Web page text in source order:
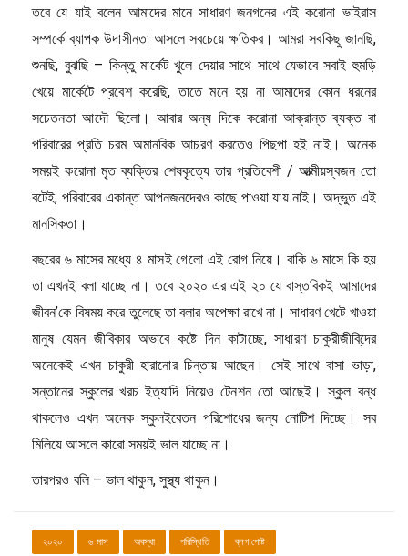
তবে যে যাই বলেন আমাদের মানে সাধারণ জনগনের এই করোনা ভাইরাস
সম্পর্কে ব্যাপক উদাসীনতা আসলে সবচেয়ে ক্ষতিকর। আমরা সবকিছু জানছি,
শুনছি, বুঝছি – কিন্তু মার্কেট খুলে দেয়ার সাথে সাথে যেভাবে সবাই হুমড়ি
খেয়ে মার্কেটে প্রবেশ করেছি, তাতে মনে হয় না আমাদের কোন ধরনের
সচেতনতা আদৌ ছিলো। আবার অন্য দিকে করোনা আক্রান্ত ব্যক্ত বা
পরিবারের প্রতি চরম অমানবিক আচরণ করতেও পিছপা হই নাই। অনেক
সময়ই করোনা মৃত ব্যক্তির শেষকৃত্যে তার প্রতিবেশী / আত্মীয়স্বজন তো
বটেই, পরিবারের একান্ত আপনজনদেরও কাছে পাওয়া যায় নাই। অদ্ভুত এই
মানসিকতা।
বছরের ৬ মাসের মধ্যে ৪ মাসই গেলো এই রোগ নিয়ে। বাকি ৬ মাসে কি হয়
তা এখনই বলা যাচ্ছে না। তবে ২০২০ এর এই ২০ যে বাস্তবিকই আমাদের
জীবন’কে বিষময় করে তুলেছে তা বলার অপেক্ষা রাখে না। সাধারণ খেটে খাওয়া
মানুষ যেমন জীবিকার অভাবে কষ্টে দিন কাটাচ্ছে, সাধারণ চাকুরীজীবি্দের
অনেকেই এখন চাকুরী হারানোর চিন্তায় আছেন। সেই সাথে বাসা ভাড়া,
সন্তানের স্কুলের খরচ ইত্যাদি নিয়েও টেনশন তো আছেই। স্কুল বন্ধ
থাকলেও এখন অনেক স্কুলইবেতন পরিশোধের জন্য নোটিশ দিচ্ছে। সব
মিলিয়ে আসলে কারো সময়ই ভাল যাচ্ছে না।
তারপরও বলি – ভাল থাকুন, সুস্থ্য থাকুন।
২০২০ ৬ মাস অবস্থা পরিস্থিতি ব্লগ পোষ্ট